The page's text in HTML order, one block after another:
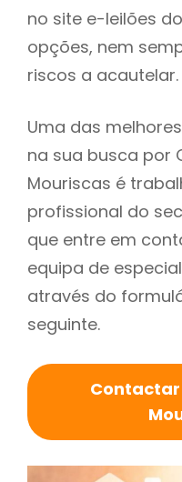
no site e-leilões
opções, nem
riscos a acautelar.
Uma das
na sua busca por
Mouriscas é
profissional do
que entre em
equipa de
através do
seguinte.
Contactar